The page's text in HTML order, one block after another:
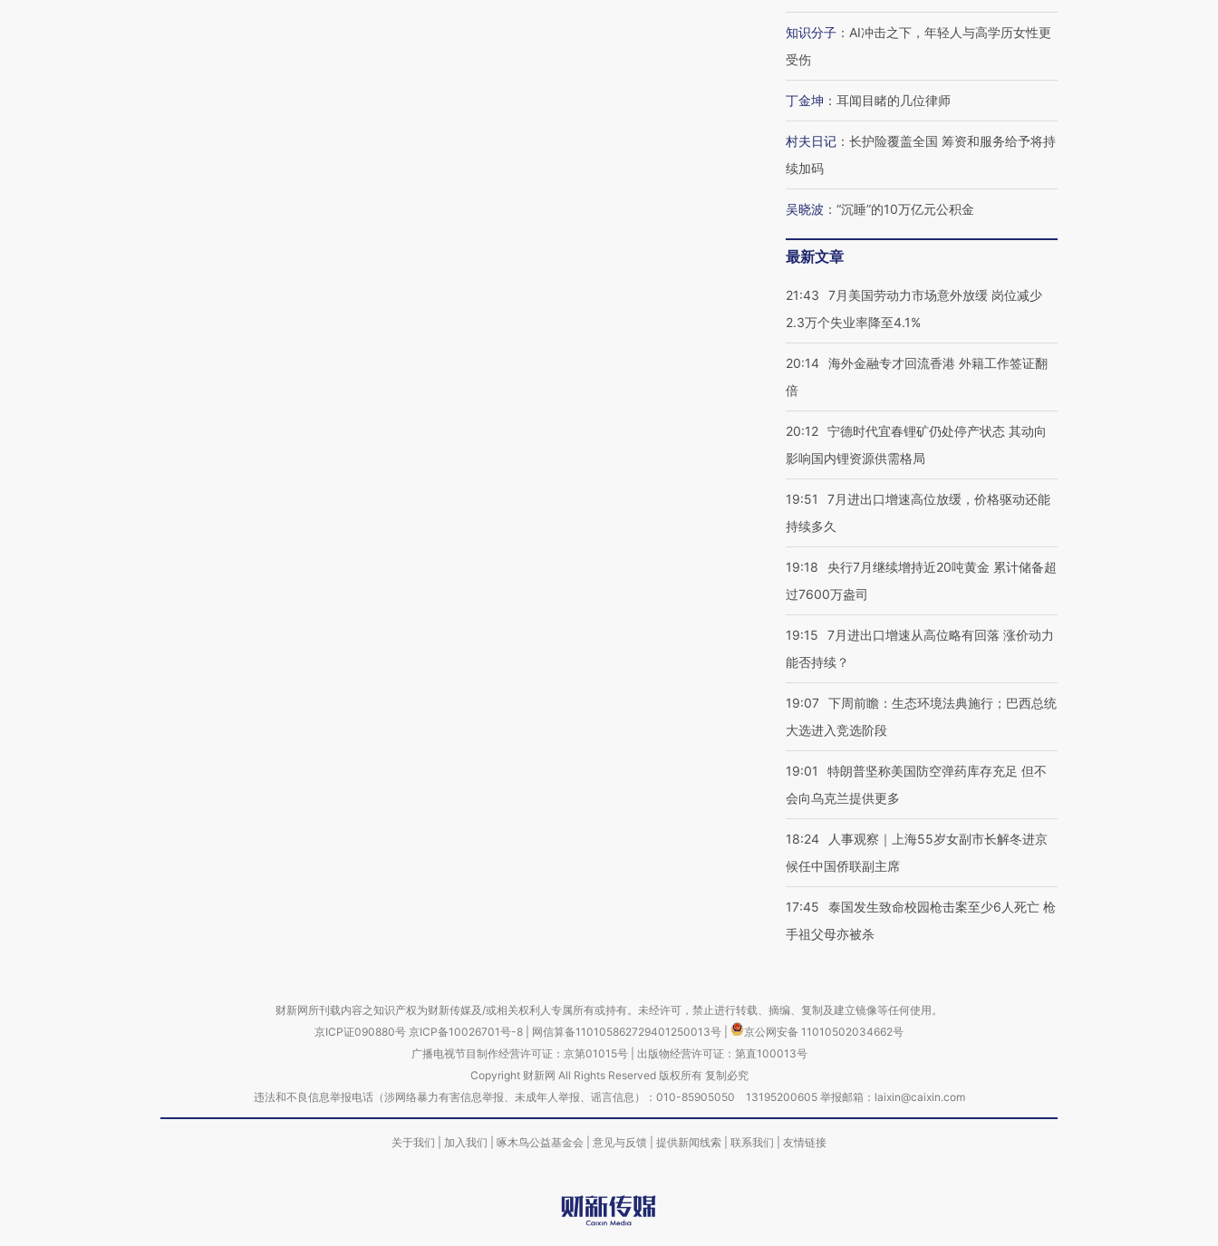
知识分子 ： AI冲击之下，年轻人与高学历女性更
受伤
丁金坤 ： 耳闻目睹的几位律师
村夫日记 ： 长护险覆盖全国 筹资和服务给予将持
续加码
吴晓波 ： “沉睡”的10万亿元公积金
最新文章
21:43
7月美国劳动力市场意外放缓 岗位减少
2.3万个失业率降至4.1%
20:14 海外金融专才回流香港 外籍工作签证翻
倍
20:12 宁德时代宜春锂矿仍处停产状态 其动向
影响国内锂资源供需格局
19:51
7月进出口增速高位放缓，价格驱动还能
持续多久
19:18
央行7月继续增持近20吨黄金 累计储备超
过7600万盎司
19:15
7月进出口增速从高位略有回落 涨价动力
能否持续？
19:07 下周前瞻：生态环境法典施行；巴西总统
大选进入竞选阶段
19:01
特朗普坚称美国防空弹药库存充足 但不
会向乌克兰提供更多
18:24
人事观察｜上海55岁女副市长解冬进京
候任中国侨联副主席
17:45
泰国发生致命校园枪击案至少6人死亡 枪
手祖父母亦被杀
财新网所刊载内容之知识产权为财新传媒及/或相关权利人专属所有或持有。未经许可，禁止进行转载、摘编、复制及建立镜像等任何使用。
京ICP证090880号 京ICP备10026701号-8 网信算备110105862729401250013号
京公网安备 11010502034662号
广播电视节目制作经营许可证：京第01015号| 出版物经营许可证：第直100013号
Copyright 财新网 All Rights Reserved 版权所有 复制必究
违法和不良信息举报电话（涉网络暴力有害信息举报、未成年人举报、谣言信息）：010-85905050 13195200605 举报邮箱：laixin@caixin.com
关于我们 加入我们 啄木鸟公益基金会 意见与反馈 提供新闻线索 联系我们 友情链接